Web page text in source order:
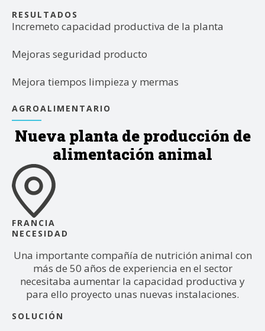
RESULTADOS
Incremeto capacidad productiva de la planta
Mejoras seguridad producto
Mejora tiempos limpieza y mermas
AGROALIMENTARIO
Nueva planta de producción de
alimentación animal
FRANCIA
NECESIDAD
Una importante compañía de nutrición animal con
más de 50 años de experiencia en el sector
necesitaba aumentar la capacidad productiva y
para ello proyecto unas nuevas instalaciones.
SOLUCIÓN